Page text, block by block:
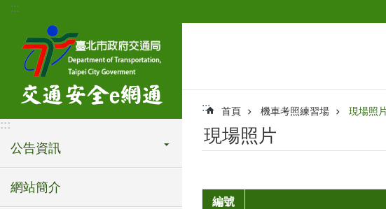
跳到主要內容區塊
:::
:::
公告資訊
網站簡介
::: 首頁 機車考照練習場 現場照
現場照片
編號